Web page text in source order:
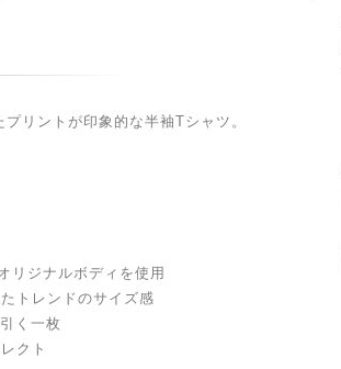
リントが印象的な半袖Tシャツ。
リジナルボディを使用
トレンドのサイズ感
く一枚
クト